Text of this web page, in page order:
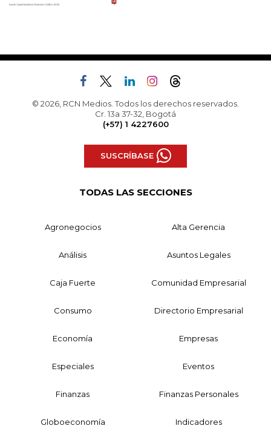
© 2026, RCN Medios. Todos los derechos reservados.
Cr. 13a 37-32, Bogotá
(+57) 1 4227600
SUSCRÍBASE
TODAS LAS SECCIONES
Agronegocios Alta Gerencia
Análisis Asuntos Legales
Caja Fuerte Comunidad Empresarial
Consumo Directorio Empresarial
Economía Empresas
Especiales Eventos
Finanzas Finanzas Personales
Globoeconomía Indicadores